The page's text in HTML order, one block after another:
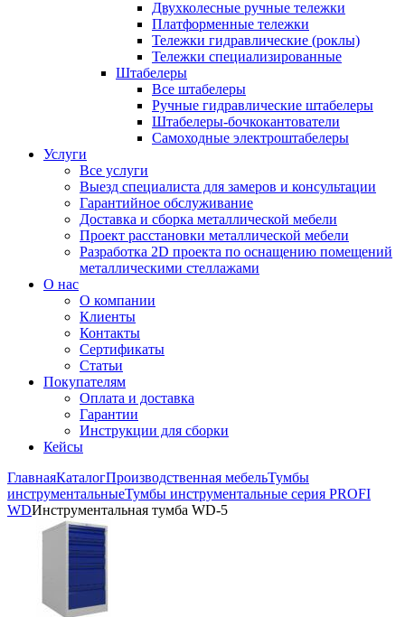
Двухколесные ручные тележки
Платформенные тележки
Тележки гидравлические (роклы)
Тележки специализированные
Штабелеры
Все штабелеры
Ручные гидравлические штабелеры
Штабелеры-бочкокантователи
Самоходные электроштабелеры
Услуги
Все услуги
Выезд специалиста для замеров и консультации
Гарантийное обслуживание
Доставка и сборка металлической мебели
Проект расстановки металлической мебели
Разработка 2D проекта по оснащению помещений
металлическими стеллажами
О нас
О компании
Клиенты
Контакты
Сертификаты
Статьи
Покупателям
Оплата и доставка
Гарантии
Инструкции для сборки
Кейсы
ГлавнаяКаталогПроизводственная мебельТумбы
инструментальныеТумбы инструментальные серия PROFI
WDИнструментальная тумба WD-5